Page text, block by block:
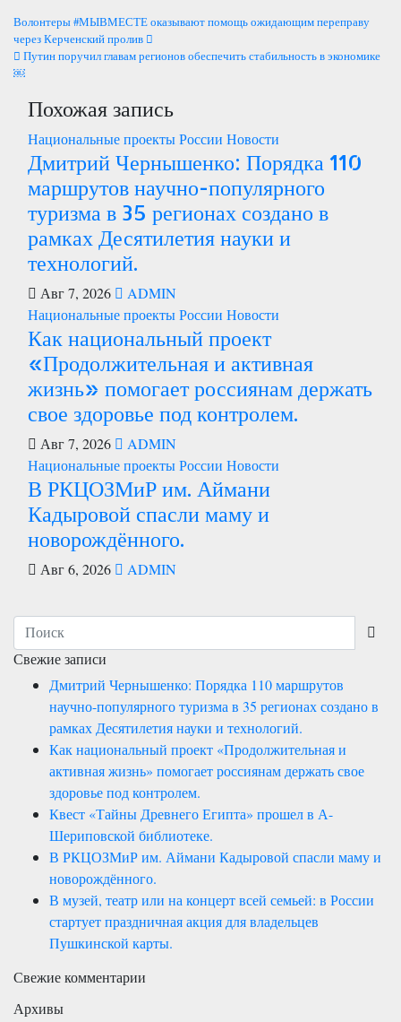
Навигация
по
записям
Волонтеры #МЫВМЕСТЕ оказывают помощь ожидающим переправу
через Керченский пролив
Путин поручил главам регионов обеспечить стабильность в экономике
￼
Похожая запись
Национальные проекты России Новости
Дмитрий Чернышенко: Порядка 110
маршрутов научно-популярного
туризма в 35 регионах создано в
рамках Десятилетия науки и
технологий.
Авг 7, 2026
ADMIN
Национальные проекты России Новости
Как национальный проект
«Продолжительная и активная
жизнь» помогает россиянам держать
свое здоровье под контролем.
Авг 7, 2026
ADMIN
Национальные проекты России Новости
В РКЦОЗМиР им. Аймани
Кадыровой спасли маму и
новорождённого.
Авг 6, 2026 ADMIN
Свежие записи
Дмитрий Чернышенко: Порядка 110 маршрутов
научно-популярного туризма в 35 регионах создано в
рамках Десятилетия науки и технологий.
Как национальный проект «Продолжительная и
активная жизнь» помогает россиянам держать свое
здоровье под контролем.
Квест «Тайны Древнего Египта» прошел в А-
Шериповской библиотеке.
В РКЦОЗМиР им. Аймани Кадыровой спасли маму и
новорождённого.
В музей, театр или на концерт всей семьей: в России
стартует праздничная акция для владельцев
Пушкинской карты.
Свежие комментарии
Архивы